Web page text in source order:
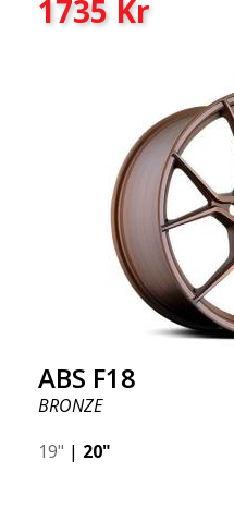
1735Kr
ABS F18
BRONZE
19" | 20"